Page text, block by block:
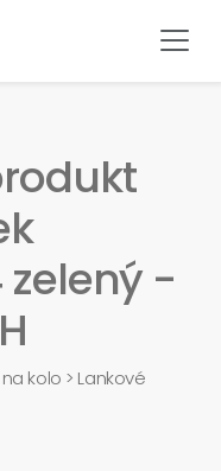
zelený -
kolo > Lankové